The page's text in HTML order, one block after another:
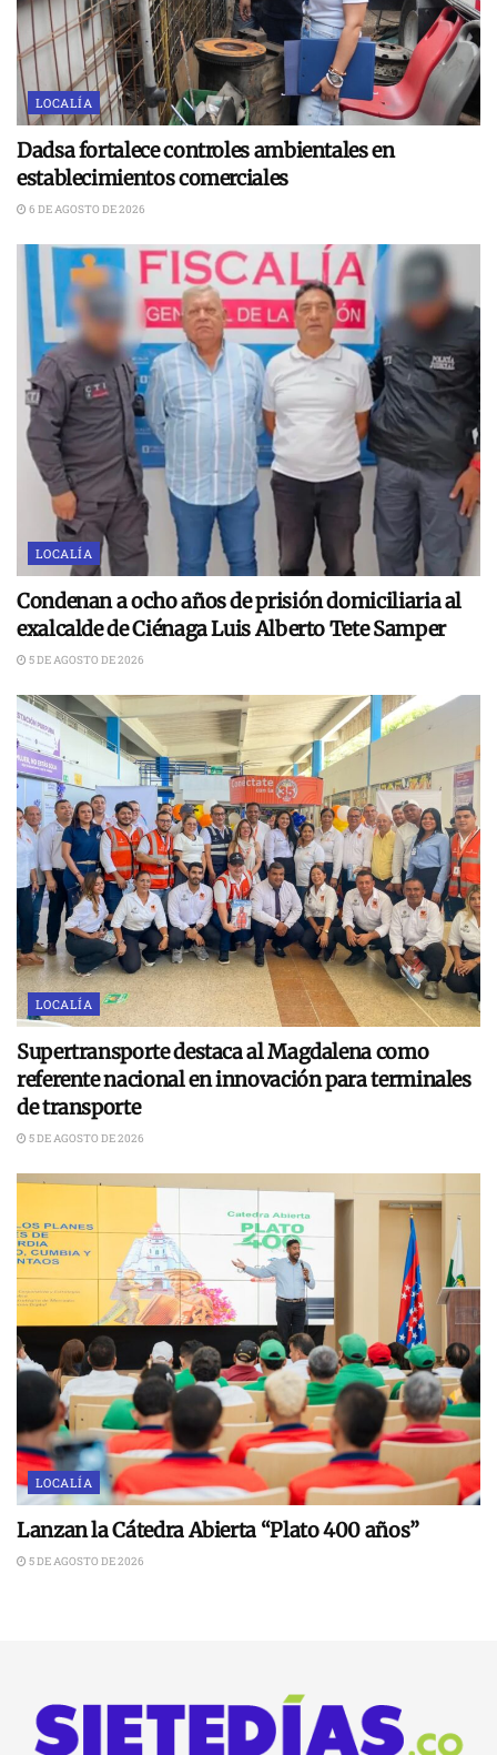
LOCALÍA
Dadsa fortalece controles ambientales en
establecimientos comerciales
6 DE AGOSTO DE 2026
LOCALÍA
Condenan a ocho años de prisión domiciliaria al
exalcalde de Ciénaga Luis Alberto Tete Samper
5 DE AGOSTO DE 2026
LOCALÍA
Supertransporte destaca al Magdalena como
referente nacional en innovación para terminales
de transporte
5 DE AGOSTO DE 2026
LOCALÍA
Lanzan la Cátedra Abierta “Plato 400 años”
5 DE AGOSTO DE 2026